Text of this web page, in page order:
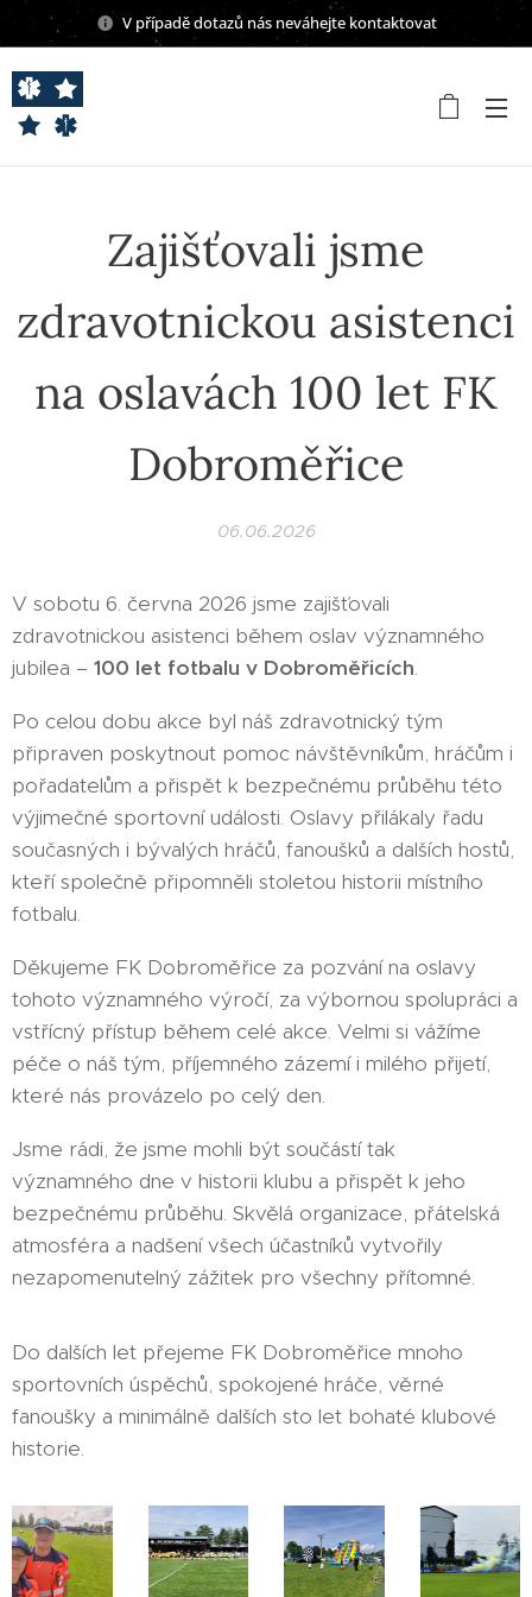
V případě dotazů nás neváhejte kontaktovat
Zajišťovali jsme
zdravotnickou asistenci
na oslavách 100 let FK
Dobroměřice
06.06.2026
V sobotu 6. června 2026 jsme zajišťovali
zdravotnickou asistenci během oslav významného
jubilea – 100 let fotbalu v Dobroměřicích.
Po celou dobu akce byl náš zdravotnický tým
připraven poskytnout pomoc návštěvníkům, hráčům i
pořadatelům a přispět k bezpečnému průběhu této
výjimečné sportovní události. Oslavy přilákaly řadu
současných i bývalých hráčů, fanoušků a dalších hostů,
kteří společně připomněli stoletou historii místního
fotbalu.
Děkujeme FK Dobroměřice za pozvání na oslavy
tohoto významného výročí, za výbornou spolupráci a
vstřícný přístup během celé akce. Velmi si vážíme
péče o náš tým, příjemného zázemí i milého přijetí,
které nás provázelo po celý den.
Jsme rádi, že jsme mohli být součástí tak
významného dne v historii klubu a přispět k jeho
bezpečnému průběhu. Skvělá organizace, přátelská
atmosféra a nadšení všech účastníků vytvořily
nezapomenutelný zážitek pro všechny přítomné.
Do dalších let přejeme FK Dobroměřice mnoho
sportovních úspěchů, spokojené hráče, věrné
fanoušky a minimálně dalších sto let bohaté klubové
historie. ⚽🏆🎉🚑